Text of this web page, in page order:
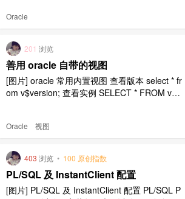
Oracle
201 浏览
善用 oracle 自带的视图
[图片] oracle 常用内置视图 查看版本 select * fr
om v$version; 查看实例 SELECT * FROM v$d
name = 'nl ..
Oracle 视图
403 浏览 • 100 原创指数
PL/SQL 及 InstantClient 配置
[图片] PL/SQL 及 InstantClient 配置 PL/SQL P